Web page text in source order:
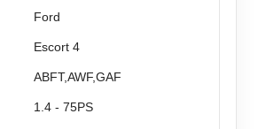
Ford
Escort 4
ABFT,AWF,GAF
1.4 - 75PS